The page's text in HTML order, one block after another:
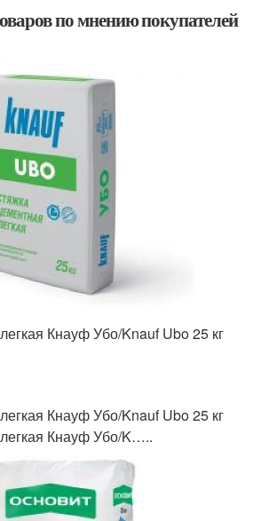
по мнению покупателей
Кнауф Убо/Knauf Ubo 25 кг
Кнауф Убо/Knauf Ubo 25 кг
Кнауф Убо/K…..